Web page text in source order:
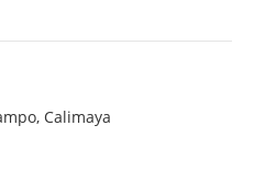
Calimaya